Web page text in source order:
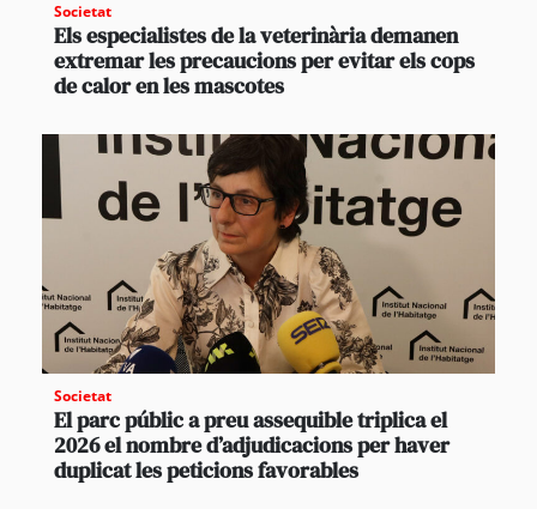
Societat
Els especialistes de la veterinària demanen
extremar les precaucions per evitar els cops
de calor en les mascotes
Societat
El parc públic a preu assequible triplica el
2026 el nombre d’adjudicacions per haver
duplicat les peticions favorables